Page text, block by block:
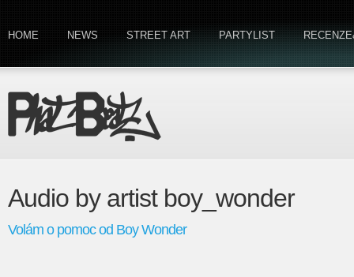
HOME NEWS STREET ART PARTYLIST
Audio by artist boy_wonder
Volám o pomoc od Boy Wonder